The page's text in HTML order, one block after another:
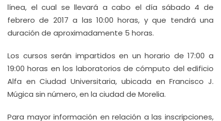
línea, el cual se llevará a cabo el día sábado 4 de
febrero de 2017 a las 10:00 horas, y que tendrá una
duración de aproximadamente 5 horas.
Los cursos serán impartidos en un horario de 17:00 a
19:00 horas en los laboratorios de cómputo del edificio
Alfa en Ciudad Universitaria, ubicada en Francisco J.
Múgica sin número, en la ciudad de Morelia.
Para mayor información en relación a las inscripciones,